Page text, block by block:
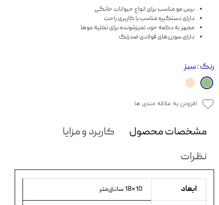
برس مو مناسب برای انواع حیوانات خانگی
دارای دستگیره مناسب با کاربری راحت
مجهز به دکمه خود تمیزشونده برای تخلیه موها
دارای سوزن‌های فولادی ضدزنگ
رنگ: سبز
افزودن به علاقه مندی ها
مشخصات محصول
کاربرد و مزایا
نظرات
ابعاد 10×18 سانتی‌متر